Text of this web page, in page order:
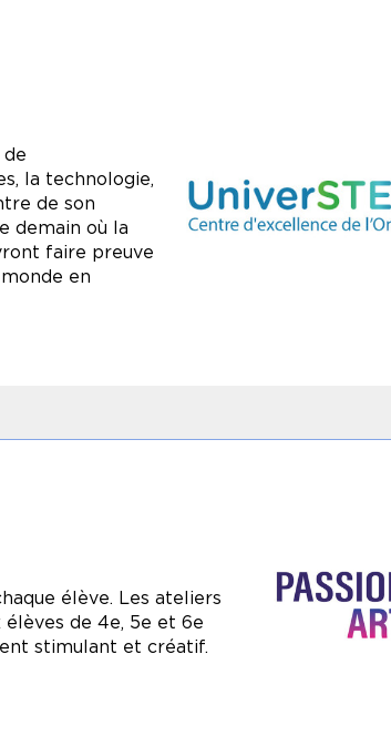
qui les entoure à travers des activités
animaux dans leur habitat naturel.
qui stimulent le corps et l’esprit.
mathématiques et exploration par
et la créativité, tout en
d'apprentissage.
la technologie,
de son
demain où la
faire preuve
en
élève. Les ateliers
élèves de 4e, 5e et 6e
stimulant et créatif.